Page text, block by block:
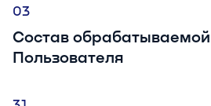
Состав
Пользователя